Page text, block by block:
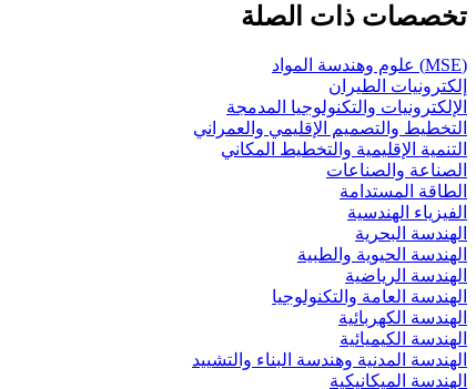
تخصصات ذات الصلة
(MSE) علوم وهندسة المواد
إلكترونيات الطيران
الإلكترونيات والتكنولوجيا المدمجة
التخطيط والتصميم الإقليمي والعمراني
التنمية الإقليمية والتخطيط المكاني
الصناعة والصناعات
الطاقة المستدامة
الفيزياء الهندسية
الهندسة البحرية
الهندسة الحيوية والطبية
الهندسة الرياضية
الهندسة العامة والتكنولوجيا
الهندسة الكهربائية
الهندسة الكيميائية
الهندسة المدنية وهندسة البناء والتشييد
الهندسة الميكانيكية